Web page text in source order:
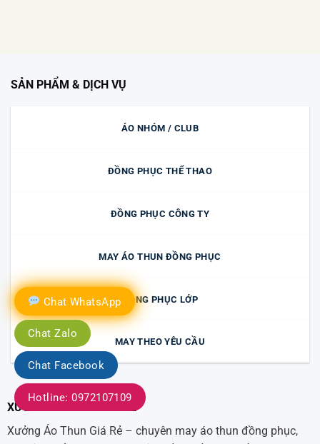
Chat WhatsApp
Chat Zalo
Chat Facebook
Hotline: 0972107109
SẢN PHẨM & DỊCH VỤ
ÁO NHÓM / CLUB
ĐỒNG PHỤC THỂ THAO
ĐỒNG PHỤC CÔNG TY
MAY ÁO THUN ĐỒNG PHỤC
ĐỒNG PHỤC LỚP
MAY THEO YÊU CẦU
XƯỞNG ÁO THUN GIÁ RẺ
Xưởng Áo Thun Giá Rẻ – chuyên may áo thun đồng phục,